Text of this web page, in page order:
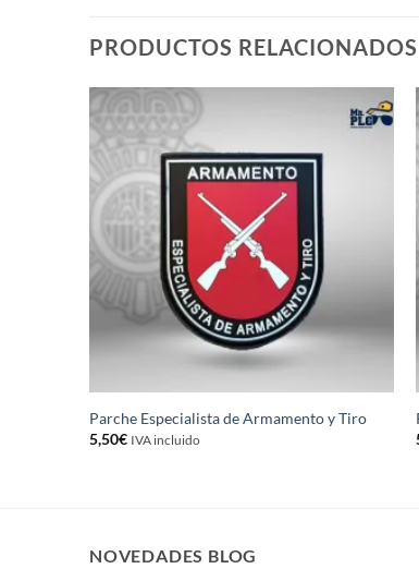
PRODUCTOS RELACIONADOS
Parche Especialista de Armamento y Tiro
5,50€ IVA incluido
NOVEDADES BLOG